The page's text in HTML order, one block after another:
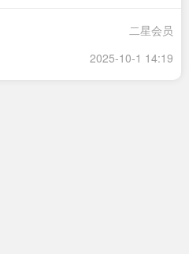
二星会员
2025-10-1 14:19